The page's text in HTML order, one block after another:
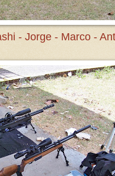
- Jorge - Marco -